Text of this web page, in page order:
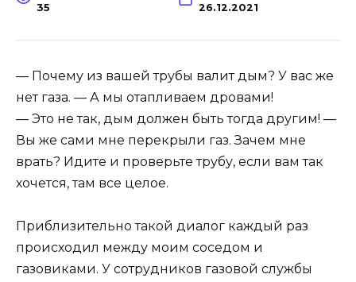
35 26.12.2021
— Почему из вашей трубы валит дым? У вас же
нет газа. — А мы отапливаем дровами!
— Это не так, дым должен быть тогда другим! —
Вы же сами мне перекрыли газ. Зачем мне
врать? Идите и проверьте трубу, если вам так
хочется, там все целое.
Приблизительно такой диалог каждый раз
происходил между моим соседом и
газовиками. У сотрудников газовой службы